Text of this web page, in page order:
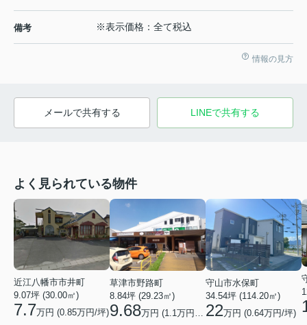
備考 ※表示価格：全て税込
情報の見方
メールで共有する LINEで共有する
よく見られている物件
近江八幡市市井町
9.07坪 (30.00㎡)
7.7万円 (0.85万円/坪)
草津市野路町
8.84坪 (29.23㎡)
9.68万円 (1.1万円/坪)
守山市水保町
34.54坪 (114.20㎡)
22万円 (0.64万円/坪)